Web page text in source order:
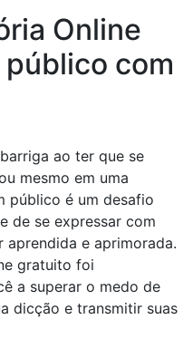
Online
com
ao ter que se
mesmo em uma
público é um desafio
de se expressar com
aprendida e aprimorada.
gratuito foi
a superar o medo de
dicção e transmitir suas